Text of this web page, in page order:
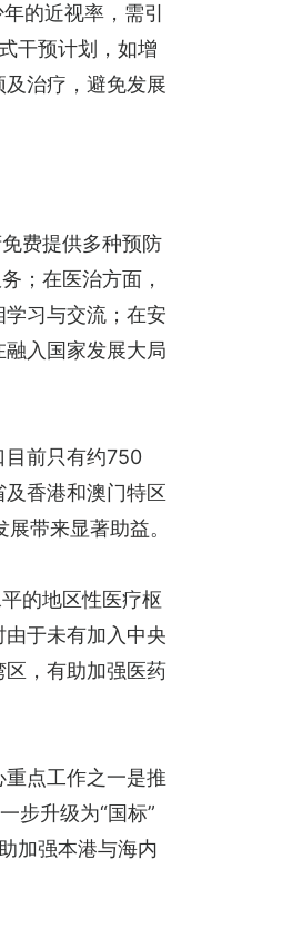
的近视率，需引
干预计划，如增
治疗，避免发展
费提供多种预防
；在医治方面，
习与交流；在安
入国家发展大局
目前只有约750
香港和澳门特区
带来显著助益。
的地区性医疗枢
于未有加入中央
，有助加强医药
点工作之一是推
步升级为“国标”
加强本港与海内